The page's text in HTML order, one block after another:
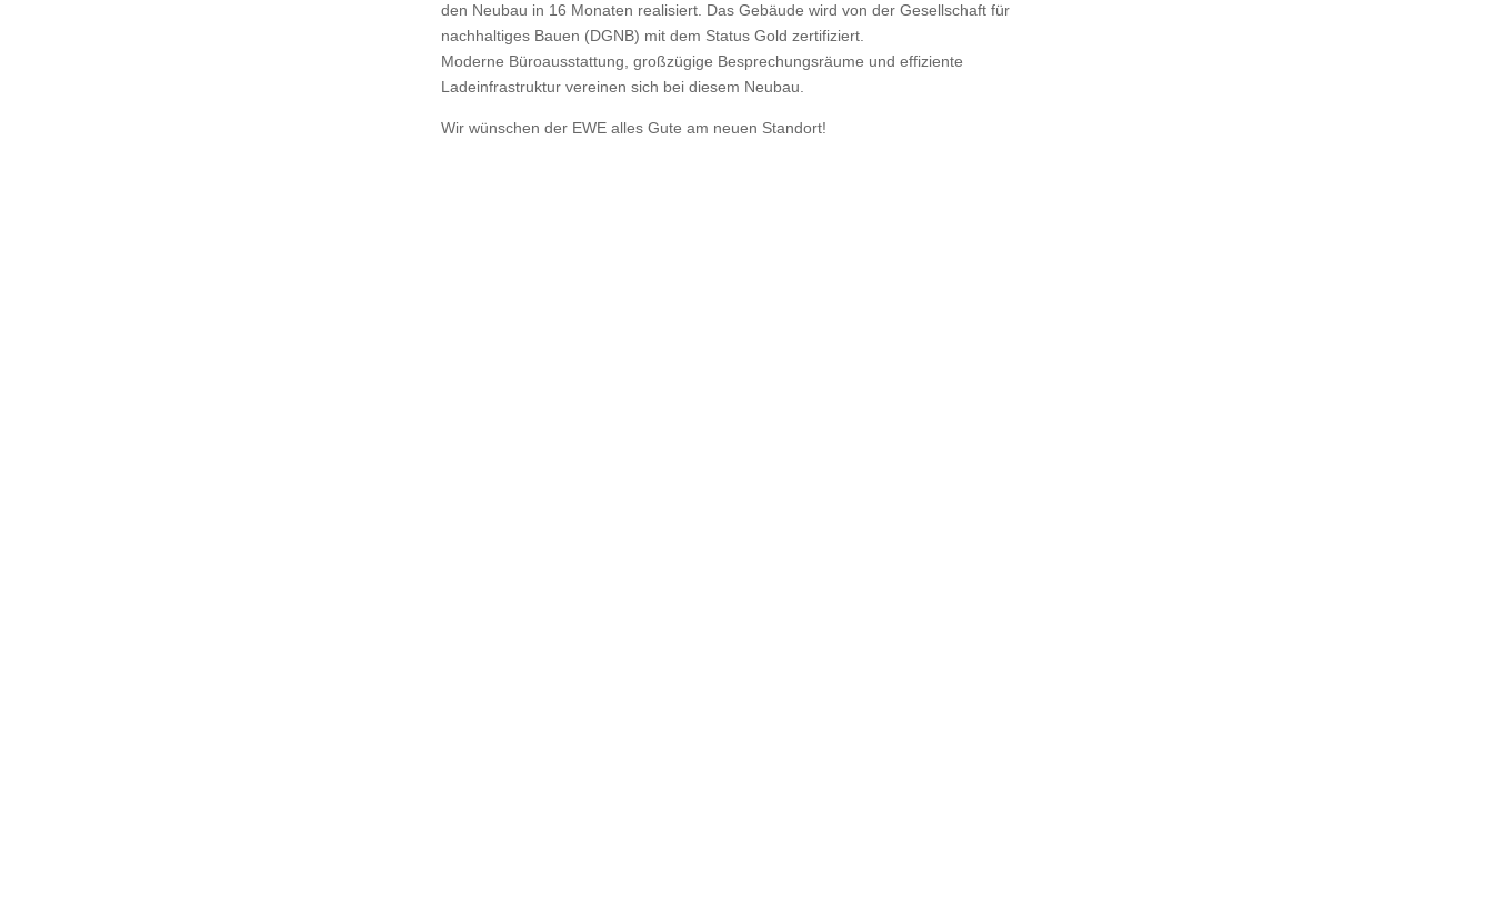
den Neubau in 16 Monaten realisiert. Das Gebäude wird von der Gesellschaft für
nachhaltiges Bauen (DGNB) mit dem Status Gold zertifiziert.
Moderne Büroausstattung, großzügige Besprechungsräume und effiziente
Ladeinfrastruktur vereinen sich bei diesem Neubau.
Wir wünschen der EWE alles Gute am neuen Standort!